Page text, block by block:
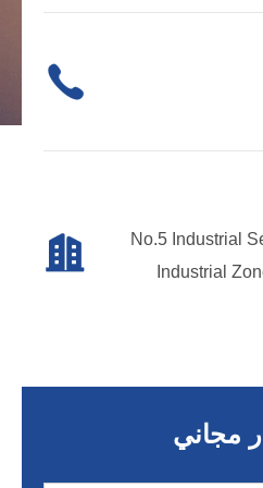


No.5 Industrial
Industrial
مجاني